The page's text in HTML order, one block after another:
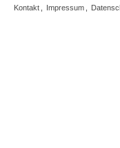
Kontakt
Impressum